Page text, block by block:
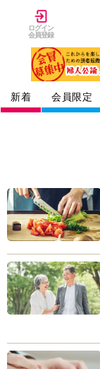
ログイン
会員登録
新着 会員限定